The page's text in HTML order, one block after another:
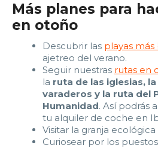
Más planes para
en otoño
Descubrir las playas
ajetreo del verano.
Seguir nuestras rutas en
la ruta de las iglesias,
varaderos y la ruta del
Humanidad. Así podrás
tu alquiler de coche en
Visitar la granja
Curiosear por los